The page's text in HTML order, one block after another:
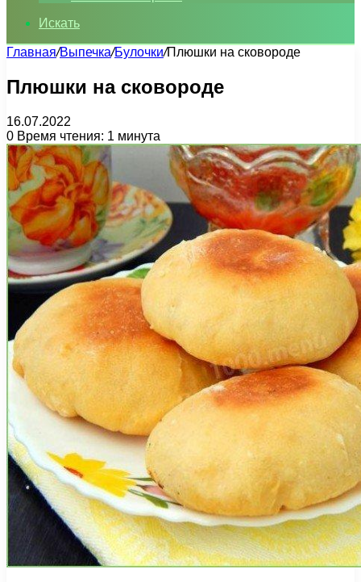
Искать
Главная/Выпечка/Булочки/Плюшки на сковороде
Плюшки на сковороде
16.07.2022
0 Время чтения: 1 минута